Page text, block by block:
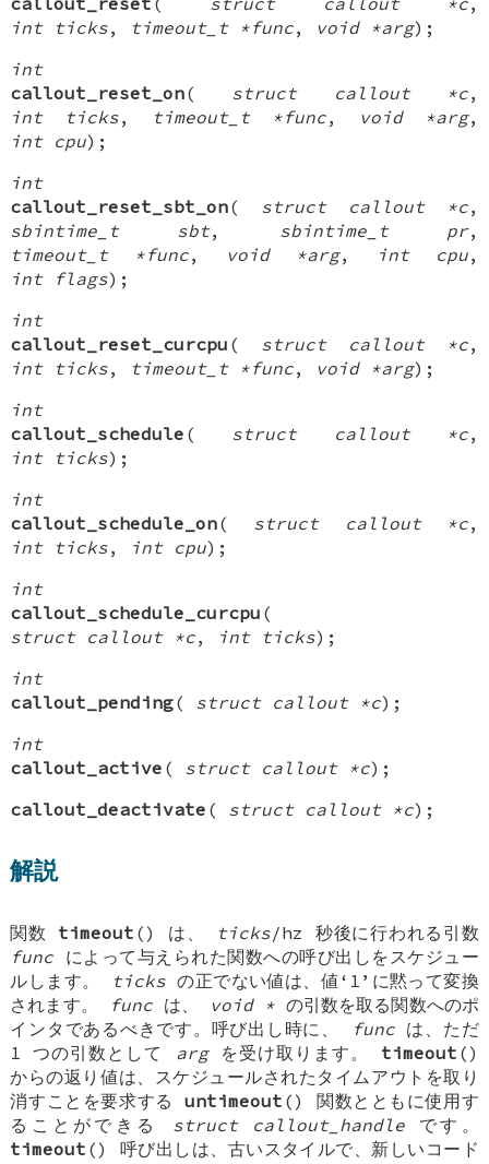
int ticks, timeout_t *func, void *arg);
int
callout_reset_on( struct callout *c,
int ticks, timeout_t *func, void *arg,
int cpu);
int
callout_reset_sbt_on( struct callout *c,
sbintime_t sbt, sbintime_t pr,
timeout_t *func, void *arg, int cpu,
int flags);
int
callout_reset_curcpu ( struct callout *c,
int ticks, timeout_t *func, void *arg);
int
callout_schedule ( struct callout *c,
int ticks);
int
callout_schedule_on( struct callout *c,
int ticks, int cpu);
int
callout_schedule_curcpu (
struct callout *c, int ticks);
int
callout_pending( struct callout *c);
int
callout_active ( struct callout *c);
callout_deactivate ( struct callout *c);
解説
関数 timeout () は、 ticks/hz 秒後に行われる引数
func によって与えられた関数への呼び出しをスケジュー
ルします。
ticksの正でない値は、値‘1’に黙って変換
されます。
funcは、 void * の引数を取る関数へのポ
インタであるべきです。呼び出し時に、
funcは、ただ
1 つの引数として argを受け取ります。 timeout ()
からの返り値は、スケジュールされたタイムアウトを取り
消すことを要求するuntimeout () 関数とともに使用す
ることができる struct callout_handleです。
timeout () 呼び出しは、古いスタイルで、新しいコード